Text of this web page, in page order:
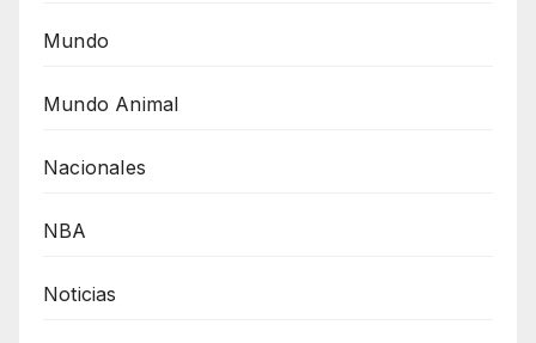
Mundo
Mundo Animal
Nacionales
NBA
Noticias